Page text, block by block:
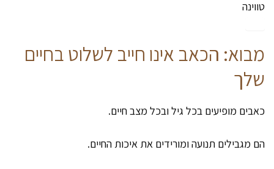
טווינה
מבוא: הכאב אינו חייב לשלוט בחיים
שלך
כאבים מופיעים בכל גיל ובכל מצב חיים.
הם מגבילים תנועה ומורידים את איכות החיים.